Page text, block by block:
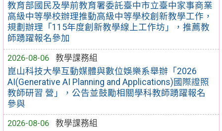
教育部國民及學前教育署委託臺中市立臺中家事商業
高級中等學校辦理推動高級中等學校創新教學工作，
規劃辦理「115年度創新教學線上工作坊」，推薦教
師踴躍報名參加
2026-08-06
教學課務組
崑山科技大學互動媒體與數位娛樂系舉辦「2026
AI(Generative AI Planning and Applications)國際證照
教師研習 營」，公告並鼓勵相關學科教師踴躍報名
參與
2026-08-06
教學課務組